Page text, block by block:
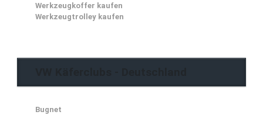
Werkzeugkoffer kaufen
Werkzeugtrolley kaufen
Bugnet